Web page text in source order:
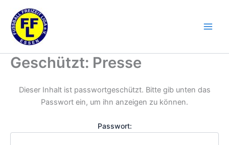
Inhalt
springen
Geschützt: Presse
Dieser Inhalt ist passwortgeschützt. Bitte gib unten das
Passwort ein, um ihn anzeigen zu können.
Passwort: